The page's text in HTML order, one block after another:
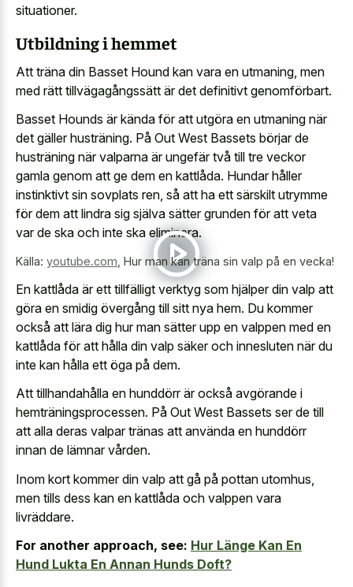
situationer.
Utbildning i hemmet
Att träna din Basset Hound kan vara en utmaning, men
med rätt tillvägagångssätt är det definitivt genomförbart.
Basset Hounds är kända för att utgöra en utmaning när
det gäller husträning. På Out West Bassets börjar de
husträning när valparna är ungefär två till tre veckor
gamla genom att ge dem en kattlåda. Hundar håller
instinktivt sin sovplats ren, så att ha ett särskilt utrymme
för dem att lindra sig själva sätter grunden för att veta
var de ska och inte ska eliminera.
Källa: youtube.com, Hur man kan träna sin valp på en vecka!
En kattlåda är ett tillfälligt verktyg som hjälper din valp att
göra en smidig övergång till sitt nya hem. Du kommer
också att lära dig hur man sätter upp en valppen med en
kattlåda för att hålla din valp säker och innesluten när du
inte kan hålla ett öga på dem.
Att tillhandahålla en hunddörr är också avgörande i
hemträningsprocessen. På Out West Bassets ser de till
att alla deras valpar tränas att använda en hunddörr
innan de lämnar vården.
Inom kort kommer din valp att gå på pottan utomhus,
men tills dess kan en kattlåda och valppen vara
livräddare.
For another approach, see: Hur Länge Kan En
Hund Lukta En Annan Hunds Doft?